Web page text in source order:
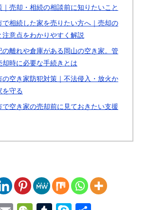
｜売却・相続の相談前に知りたいこと
で相続した家を売りたい方へ｜売却の
注意点をわかりやすく解説
の離れや倉庫がある岡山の空き家。管
却時に必要な手続きとは
の空き家防犯対策｜不法侵入・放火か
を守る
で空き家の売却前に見ておきたい支援